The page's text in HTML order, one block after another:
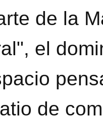
de la
el
de